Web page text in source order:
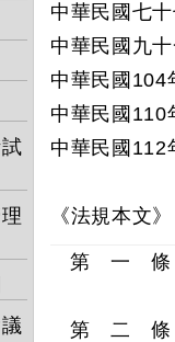
中華民國七
中華民國九
中華民國104
中華民國110
中華民國112
《法規本文》
第 一 條
第 二 條